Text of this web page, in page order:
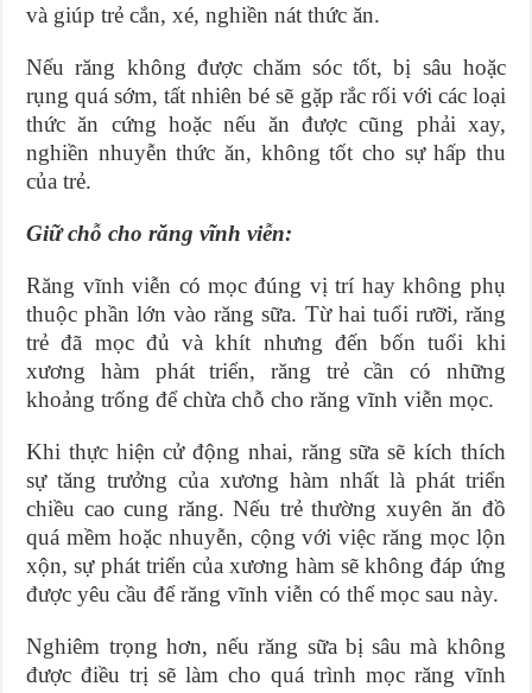
và giúp trẻ cắn, xé, nghiền nát thức ăn.
Nếu răng không được chăm sóc tốt, bị sâu hoặc
rụng quá sớm, tất nhiên bé sẽ gặp rắc rối với các loại
thức ăn cứng hoặc nếu ăn được cũng phải xay,
nghiền nhuyễn thức ăn, không tốt cho sự hấp thu
của trẻ.
Giữ chỗ cho răng vĩnh viễn:
Răng vĩnh viễn có mọc đúng vị trí hay không phụ
thuộc phần lớn vào răng sữa. Từ hai tuổi rưỡi, răng
trẻ đã mọc đủ và khít nhưng đến bốn tuổi khi
xương hàm phát triển, răng trẻ cần có những
khoảng trống để chừa chỗ cho răng vĩnh viễn mọc.
Khi thực hiện cử động nhai, răng sữa sẽ kích thích
sự tăng trưởng của xương hàm nhất là phát triển
chiều cao cung răng. Nếu trẻ thường xuyên ăn đồ
quá mềm hoặc nhuyễn, cộng với việc răng mọc lộn
xộn, sự phát triển của xương hàm sẽ không đáp ứng
được yêu cầu để răng vĩnh viễn có thể mọc sau này.
Nghiêm trọng hơn, nếu răng sữa bị sâu mà không
được điều trị sẽ làm cho quá trình mọc răng vĩnh